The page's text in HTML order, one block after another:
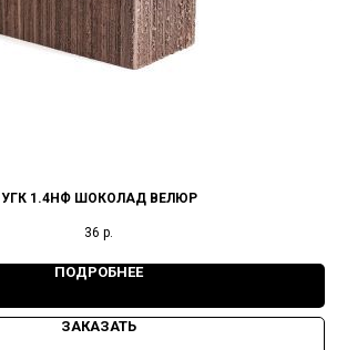
УГК 1.4НФ ШОКОЛАД ВЕЛЮР
36 р.
ПОДРОБНЕЕ
ЗАКАЗАТЬ